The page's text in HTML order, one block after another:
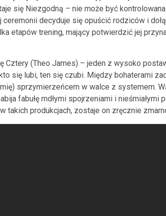
się Niezgodną – nie może być
decyduje się opuścić rodziców i
etapów trening, mający potwierdzić jej
Cztery (Theo James) – jeden z wysoko
się lubi, ten się czubi. Między bohaterami
sprzymierzeńcem w walce z systemem.
fabułę mdłymi spojrzeniami i nieśmiałymi
takich produkcjach, zostaje on zręcznie